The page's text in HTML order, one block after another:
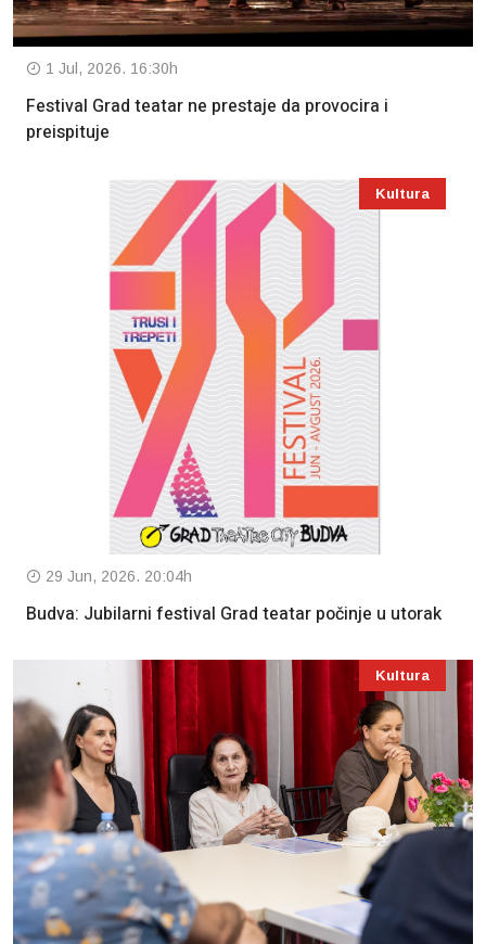
1 Jul, 2026. 16:30h
Festival Grad teatar ne prestaje da provocira i
preispituje
Kultura
29 Jun, 2026. 20:04h
Budva: Jubilarni festival Grad teatar počinje u utorak
Kultura